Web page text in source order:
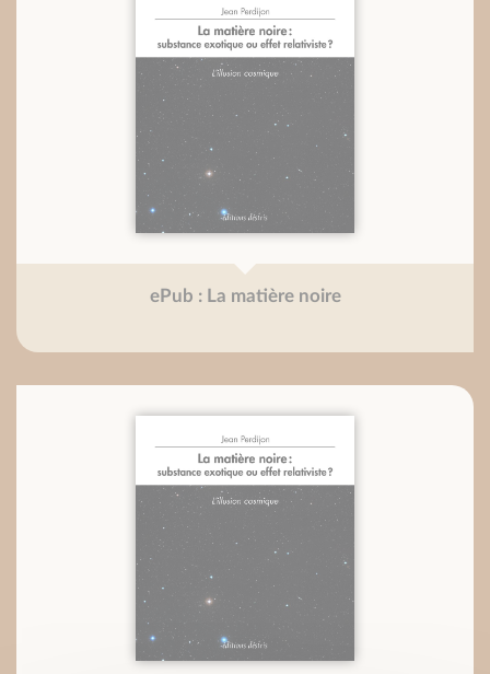
ePub : La matière noire